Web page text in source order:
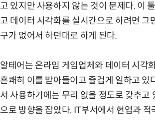
고 있지만 사용하지 않는 것이 문제다. 이
고 데이터 시각화를 실시간으로 하려면
구가 없어서 하던대로 하게 된다.
알테어는 온라임 게임업체와 데이터 시각
흔쾌히 이를 받아들이고 즐겁게 일하고 있
서 사용하기에는 무리 없을 정도로 갖추
으로 방향을 잡았다. IT부서에서 현업과